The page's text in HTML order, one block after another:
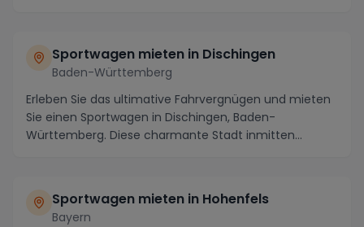
Sportwagen mieten in Dischingen
Baden-Württemberg
Erleben Sie das ultimative Fahrvergnügen und mieten
Sie einen Sportwagen in Dischingen, Baden-
Württemberg. Diese charmante Stadt inmitten
Sportwagen mieten in Hohenfels
Bayern